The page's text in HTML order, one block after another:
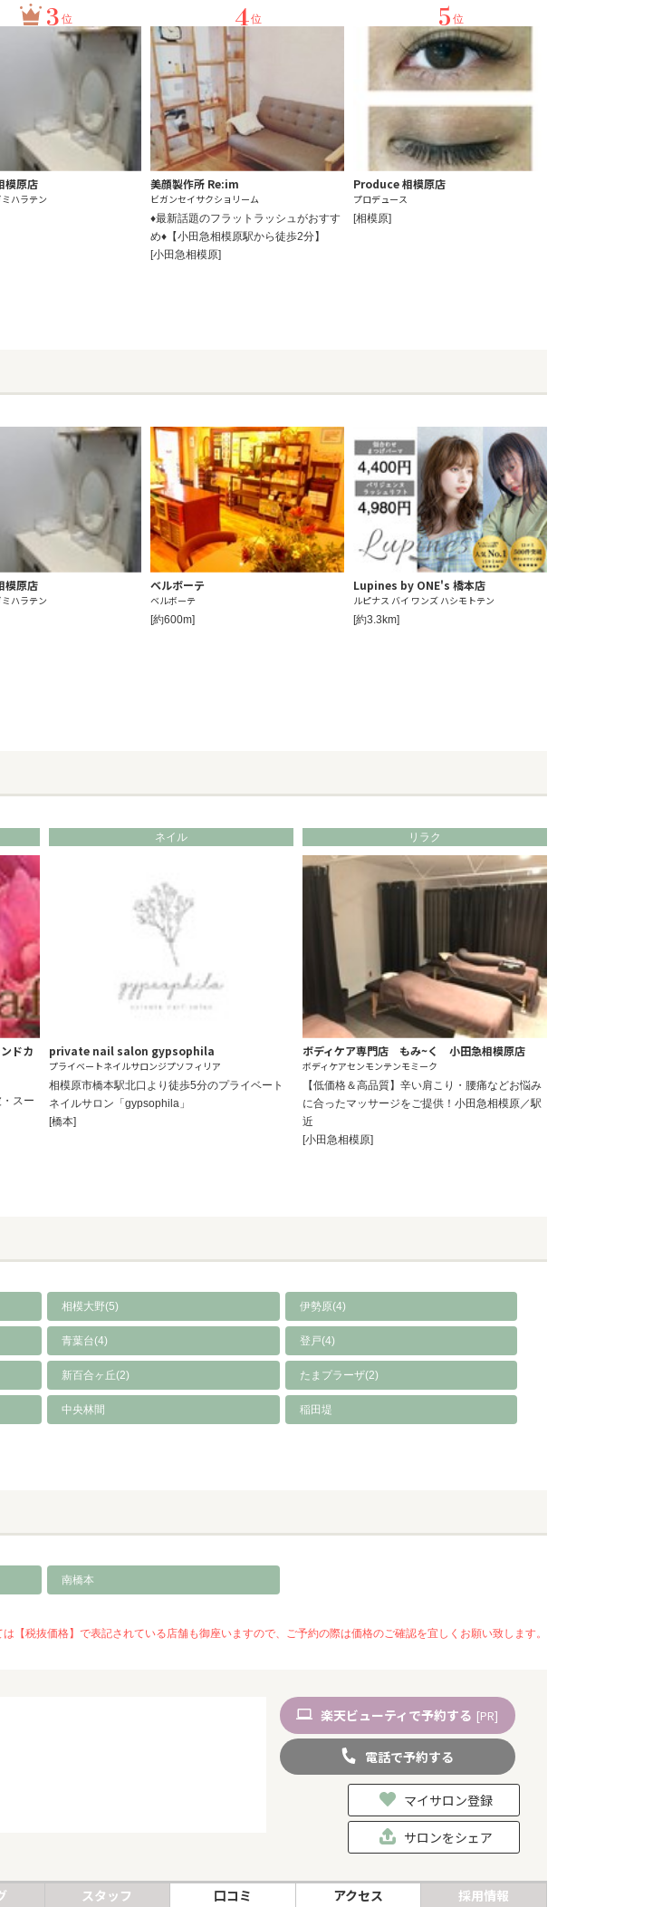
3 位
模原店
ハラテン
4位
美顔製作所 Re:im
ビガンセイサクショリーム
♦最新話題のフラットラッシュがおすす
め♦【小田急相模原駅から徒歩2分】
[小田急相模原]
5 位
Produce 相模原店
プロデュース
[相模原]
模原店
ハラテン
ベルボーテ
ベルボーテ
[約600m]
Lupines by ONE's 橋本店
ルピナス バイ ワンズ ハシモトテン
[約3.3km]
ドカ
スー
ネイル
private nail salon gypsophila
プライベートネイルサロンジプソフィリア
相模原市橋本駅北口より徒歩5分のプライベート
ネイルサロン「gypsophila」
[橋本]
リラク
ボディケア専門店 もみ~く 小田急相模原店
ボディケアセンモンテンモミーク
【低価格＆高品質】辛い肩こり・腰痛などお悩み
に合ったマッサージをご提供！小田急相模原／駅
近
[小田急相模原]
相模大野(5) 伊勢原(4)
青葉台(4) 登戸(4)
新百合ヶ丘(2) たまプラーザ(2)
中央林間 稲田堤
南橋本
税抜価格】で表記されている店舗も御座いますので、ご予約の際は価格のご確認を宜しくお願い致します。
楽天ビューティ で予約する [PR]
電話で予約する
マイサロン登録
サロンをシェア
スタッフ 口コミ アクセス 採用情報